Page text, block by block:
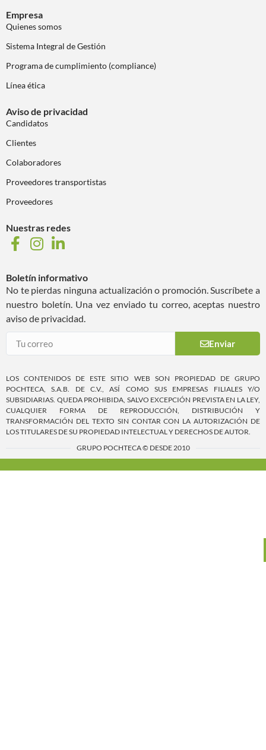
Empresa
Quienes somos
Sistema Integral de Gestión
Programa de cumplimiento (compliance)
Línea ética
Aviso de privacidad
Candidatos
Clientes
Colaboradores
Proveedores transportistas
Proveedores
Nuestras redes
Boletín informativo
No te pierdas ninguna actualización o promoción. Suscríbete a
nuestro boletín. Una vez enviado tu correo, aceptas nuestro
aviso de privacidad.
Enviar
LOS CONTENIDOS DE ESTE SITIO WEB SON PROPIEDAD DE GRUPO
POCHTECA, S.A.B. DE C.V., ASÍ COMO SUS EMPRESAS FILIALES Y/O
SUBSIDIARIAS. QUEDA PROHIBIDA, SALVO EXCEPCIÓN PREVISTA EN LA LEY,
CUALQUIER FORMA DE REPRODUCCIÓN, DISTRIBUCIÓN Y
TRANSFORMACIÓN DEL TEXTO SIN CONTAR CON LA AUTORIZACIÓN DE
LOS TITULARES DE SU PROPIEDAD INTELECTUAL Y DERECHOS DE AUTOR.
GRUPO POCHTECA © DESDE 2010